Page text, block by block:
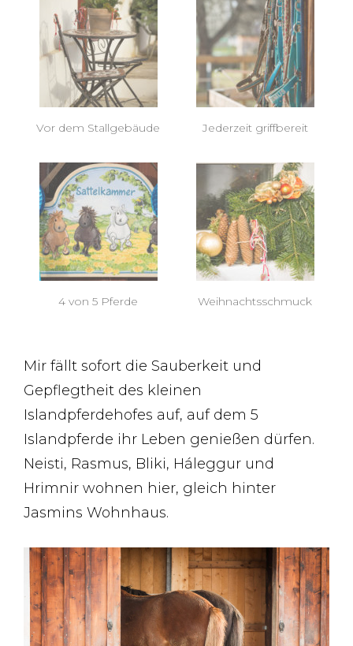
Vor dem Stallgebäude Jederzeit griffbereit
4 von 5 Pferde Weihnachtsschmuck
Mir fällt sofort die Sauberkeit und
Gepflegtheit des kleinen
Islandpferdehofes auf, auf dem 5
Islandpferde ihr Leben genießen dürfen.
Neisti, Rasmus, Bliki, Háleggur und
Hrimnir wohnen hier, gleich hinter
Jasmins Wohnhaus.